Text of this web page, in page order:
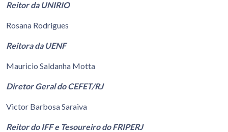
Reitor da UNIRIO
Rosana Rodrigues
Reitora da UENF
Mauricio Saldanha Motta
Diretor Geral do CEFET/RJ
Victor Barbosa Saraiva
Reitor do IFF e Tesoureiro do FRIPERJ